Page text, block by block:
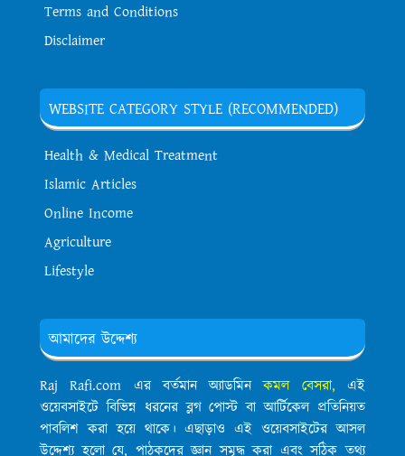
Terms and Conditions
Disclaimer
WEBSITE CATEGORY STYLE (RECOMMENDED)
Health & Medical Treatment
Islamic Articles
Online Income
Agriculture
Lifestyle
আমাদের উদ্দেশ্য
Raj Rafi.com এর বর্তমান অ্যাডমিনকমল বেসরা, এই
ওয়েবসাইটে বিভিন্ন ধরনের ব্লগ পোস্ট বা আর্টিকেল প্রতিনিয়ত
পাবলিশ করা হয়ে থাকে। এছাড়াও এই ওয়েবসাইটের আসল
উদ্দেশ্য হলো যে, পাঠকদের জ্ঞান সমৃদ্ধ করা এবং সঠিক তথ্য